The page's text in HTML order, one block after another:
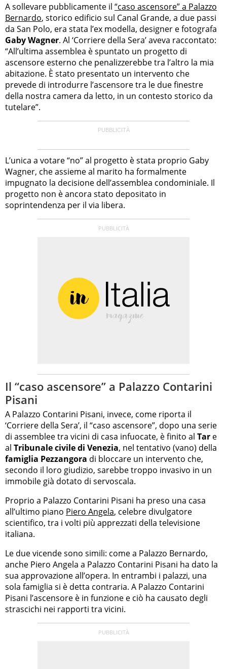
A sollevare pubblicamente il “caso ascensore” a Palazzo
Bernardo, storico edificio sul Canal Grande, a due passi
da San Polo, era stata l’ex modella, designer e fotografa
Gaby Wagner. Al ‘Corriere della Sera’ aveva raccontato:
“All’ultima assemblea è spuntato un progetto di
ascensore esterno che penalizzerebbe tra l’altro la mia
abitazione. È stato presentato un intervento che
prevede di introdurre l’ascensore tra le due finestre
della nostra camera da letto, in un contesto storico da
tutelare”.
L’unica a votare “no” al progetto è stata proprio Gaby
Wagner, che assieme al marito ha formalmente
impugnato la decisione dell’assemblea condominiale. Il
progetto non è ancora stato depositato in
soprintendenza per il via libera.
Il “caso ascensore” a Palazzo Contarini
Pisani
A Palazzo Contarini Pisani, invece, come riporta il
‘Corriere della Sera’, il “caso ascensore”, dopo una serie
di assemblee tra vicini di casa infuocate, è finito al Tar e
al Tribunale civile di Venezia, nel tentativo (vano) della
famiglia Pezzangora di bloccare un intervento che,
secondo il loro giudizio, sarebbe troppo invasivo in un
immobile già dotato di servoscala.
Proprio a Palazzo Contarini Pisani ha preso una casa
all’ultimo piano Piero Angela, celebre divulgatore
scientifico, tra i volti più apprezzati della televisione
italiana.
Le due vicende sono simili: come a Palazzo Bernardo,
anche Piero Angela a Palazzo Contarini Pisani ha dato la
sua approvazione all’opera. In entrambi i palazzi, una
sola famiglia si è detta contraria. A Palazzo Contarini
Pisani l’ascensore è in funzione e ciò ha causato degli
strascichi nei rapporti tra vicini.